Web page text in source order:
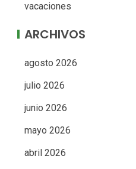
vacaciones
ARCHIVOS
agosto 2026
julio 2026
junio 2026
mayo 2026
abril 2026